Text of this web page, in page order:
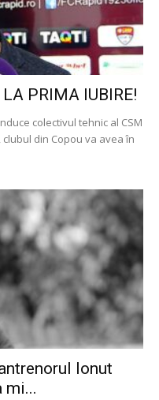
PRIMA IUBIRE!
colectivul tehnic al CSM
din Copou va avea în
Ionut
mi...